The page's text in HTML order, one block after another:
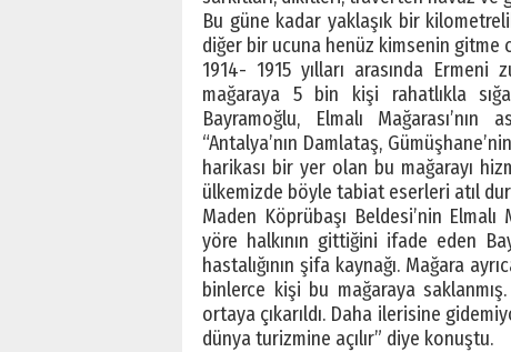
Bu güne kadar yaklaşık bir
diğer bir ucuna henüz kimsenin
1914- 1915 yılları arasında Ermeni
mağaraya 5 bin kişi rahatlıkla
Bayramoğlu, Elmalı
“Antalya’nın Damlataş,
harikası bir yer olan bu mağarayı
ülkemizde böyle tabiat eserleri atıl
Maden Köprübaşı Beldesi’nin
yöre halkının gittiğini ifade eden
hastalığının şifa kaynağı. Mağara
binlerce kişi bu mağaraya
ortaya çıkarıldı. Daha ilerisine
dünya turizmine açılır” diye konuştu.